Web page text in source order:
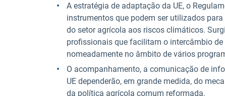
A estratégia de adaptação da UE, o
instrumentos que podem ser utilizados
do setor agrícola aos riscos climáticos.
profissionais que facilitam o intercâmbio
nomeadamente no âmbito de vários
O acompanhamento, a comunicação de
UE dependerão, em grande medida, do
da política agrícola comum reformada.